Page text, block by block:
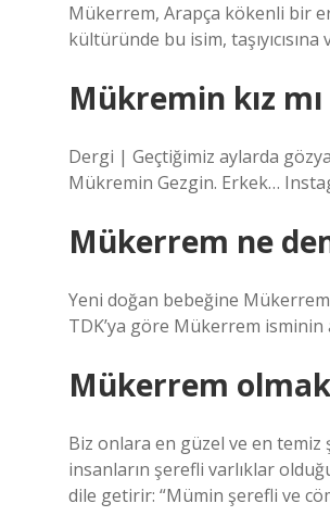
Mükerrem, Arapça kökenli bir
kültüründe bu isim,
Mükremin kız
Dergi | Geçtiğimiz aylarda
Mükremin Gezgin. Erkek…
Mükerrem ne
Yeni doğan bebeğine
TDK’ya göre Mükerrem isminin
Mükerrem
Biz onlara en güzel ve en temiz
insanların şerefli varlıklar
dile getirir: “Mümin şerefli ve